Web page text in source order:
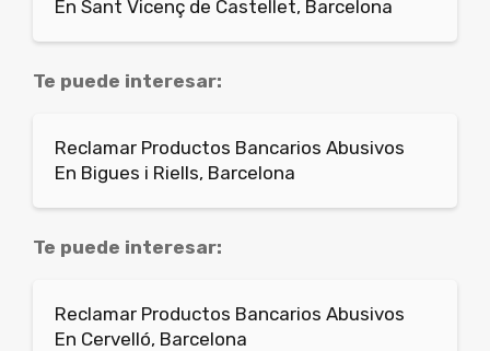
En Sant Vicenç de Castellet, Barcelona
Te puede interesar:
Reclamar Productos Bancarios Abusivos
En Bigues i Riells, Barcelona
Te puede interesar:
Reclamar Productos Bancarios Abusivos
En Cervelló, Barcelona